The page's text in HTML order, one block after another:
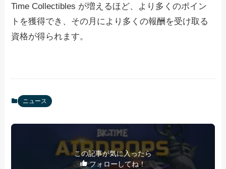
Time Collectibles が増えるほど、より多くのポイン
トを獲得でき、その月により多くの報酬を受け取る
資格が得られます。
ニュース
この記事が気に入ったら
フォローしてね！